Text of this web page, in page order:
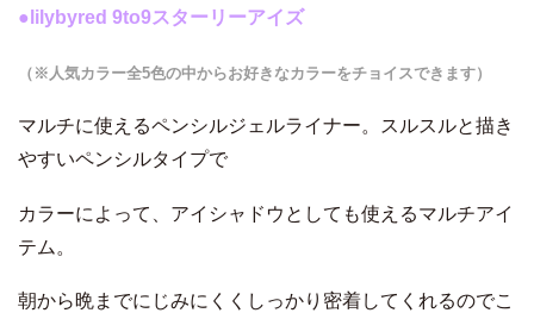
● lilybyred 9to9スターリーアイズ
（※人気カラー全5色の中からお好きなカラーをチョイスできます）
マルチに使えるペンシルジェルライナー。スルスルと描き
やすいペンシルタイプで
カラーによって、アイシャドウとしても使えるマルチアイ
テム。
朝から晩までにじみにくくしっかり密着してくれるのでこ